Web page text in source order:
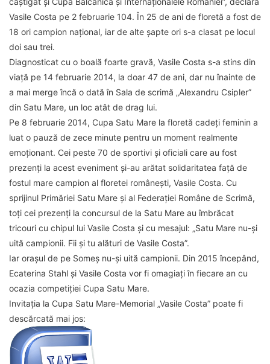
Vasile Costa pe 2 februarie 104. În 25 de ani de floretă a fost de
18 ori campion naţional, iar de alte şapte ori s-a clasat pe locul
doi sau trei.
Diagnosticat cu o boală foarte gravă, Vasile Costa s-a stins din
viață pe 14 februarie 2014, la doar 47 de ani, dar nu înainte de
a mai merge încă o dată în Sala de scrimă „Alexandru Csipler”
din Satu Mare, un loc atât de drag lui.
Pe 8 februarie 2014, Cupa Satu Mare la floretă cadeți feminin a
luat o pauză de zece minute pentru un moment realmente
emoţionant. Cei peste 70 de sportivi şi oficiali care au fost
prezenţi la acest eveniment şi-au arătat solidaritatea faţă de
fostul mare campion al floretei românești, Vasile Costa. Cu
sprijinul Primăriei Satu Mare şi al Federaţiei Române de Scrimă,
toţi cei prezenţi la concursul de la Satu Mare au îmbrăcat
tricouri cu chipul lui Vasile Costa şi cu mesajul: „Satu Mare nu-şi
uită campionii. Fii şi tu alături de Vasile Costa”.
Iar orașul de pe Someș nu-și uită campionii. Din 2015 începând,
Ecaterina Stahl și Vasile Costa vor fi omagiați în fiecare an cu
ocazia competiției Cupa Satu Mare.
Invitația la Cupa Satu Mare-Memorial „Vasile Costa” poate fi
descărcată mai jos: